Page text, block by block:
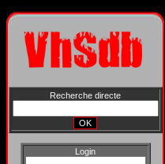
Recherche directe
Login